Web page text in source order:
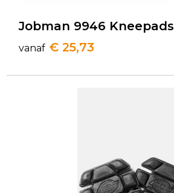
Jobman 9946 Kneepads
vanaf € 25,73